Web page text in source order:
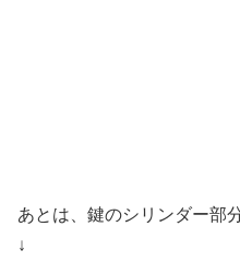
あとは、鍵のシリンダー部
↓